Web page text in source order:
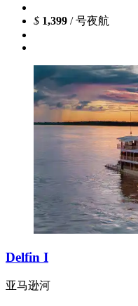
$ 1,399 / 号夜航
Delfin I
亚马逊河